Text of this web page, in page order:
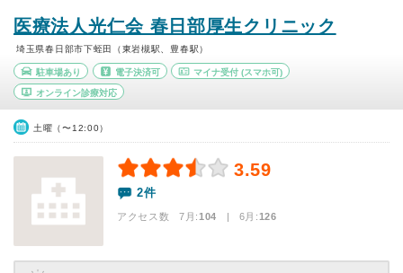
医療法人光仁会 春日部厚生クリニック
埼玉県春日部市下蛭田（東岩槻駅、豊春駅）
駐車場あり 電子決済可 マイナ受付 (スマホ可)
オンライン診療対応
土曜（〜12:00）
3.59
2件
アクセス数 7月:104 | 6月:126